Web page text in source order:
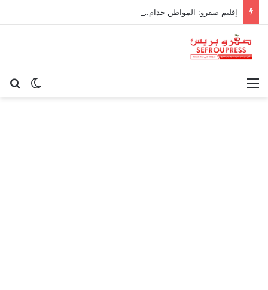
إقليم صفرو: المواطن خدام… والجماعة ناعسة!
الوضع القائمة